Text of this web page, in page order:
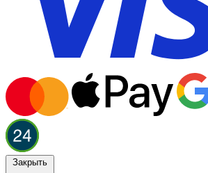
Закрыть